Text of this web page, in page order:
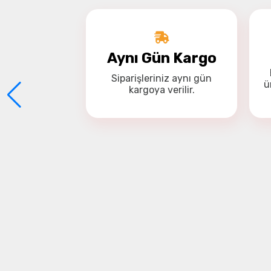
Kendin
Hayır, Kendin Yap
Aynı Gün Kargo
Siparişleriniz aynı gün
kargoya verilir.